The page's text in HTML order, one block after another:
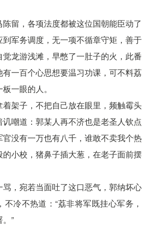
陈留，各项法度都被这位国朝能臣动了
到军务调度，无一项不循章守矩，善于
龙游浅滩，早憋了一肚子的火，此番
一百个心思想要温习功课，可不料荔
一眼的人。
着架子，不把自己放在眼里，频触霉头
嘲道：郭某人再不济也是老圣人钦点
没有一万也有八千，谁敢不卖我个热
的小校，猪鼻子插大葱，在老子面前摆
骂，宛若当面吐了这口恶气，郭纳坏心
冷不热道：“荔非将军既挂心军务，
”